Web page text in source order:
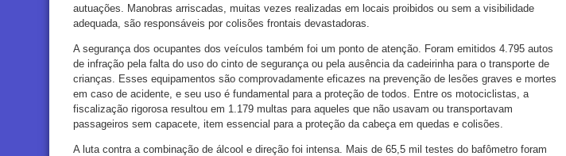
autuações. Manobras arriscadas, muitas vezes realizadas em locais proibidos ou sem a visibilidade
adequada, são responsáveis por colisões frontais devastadoras.
A segurança dos ocupantes dos veículos também foi um ponto de atenção. Foram emitidos 4.795 autos
de infração pela falta do uso do cinto de segurança ou pela ausência da cadeirinha para o transporte de
crianças. Esses equipamentos são comprovadamente eficazes na prevenção de lesões graves e mortes
em caso de acidente, e seu uso é fundamental para a proteção de todos. Entre os motociclistas, a
fiscalização rigorosa resultou em 1.179 multas para aqueles que não usavam ou transportavam
passageiros sem capacete, item essencial para a proteção da cabeça em quedas e colisões.
A luta contra a combinação de álcool e direção foi intensa. Mais de 65,5 mil testes do bafômetro foram